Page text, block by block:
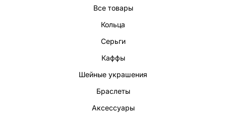
Все товары
Кольца
Серьги
Каффы
Шейные украшения
Браслеты
Аксессуары